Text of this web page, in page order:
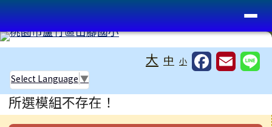
跳至主內容區
桃園市蘆竹區山腳國小
導覽列
大 中 小
Select Language ▼
主內容區域
所選模組不存在！
頁尾區域